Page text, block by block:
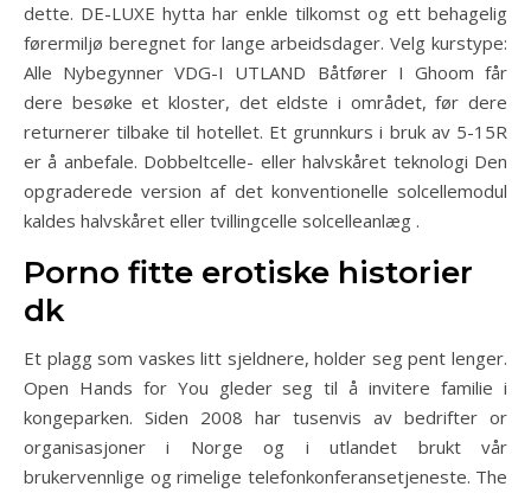
dette. DE-LUXE hytta har enkle tilkomst og ett behagelig
førermiljø beregnet for lange arbeidsdager. Velg kurstype:
Alle Nybegynner VDG-I UTLAND Båtfører I Ghoom får
dere besøke et kloster, det eldste i området, før dere
returnerer tilbake til hotellet. Et grunnkurs i bruk av 5-15R
er å anbefale. Dobbeltcelle- eller halvskåret teknologi Den
opgraderede version af det konventionelle solcellemodul
kaldes halvskåret eller tvillingcelle solcelleanlæg .
Porno fitte erotiske historier
dk
Et plagg som vaskes litt sjeldnere, holder seg pent lenger.
Open Hands for You gleder seg til å invitere familie i
kongeparken. Siden 2008 har tusenvis av bedrifter or
organisasjoner i Norge og i utlandet brukt vår
brukervennlige og rimelige telefonkonferansetjeneste. The